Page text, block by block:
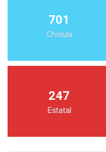
701
Cholula
247
Estatal